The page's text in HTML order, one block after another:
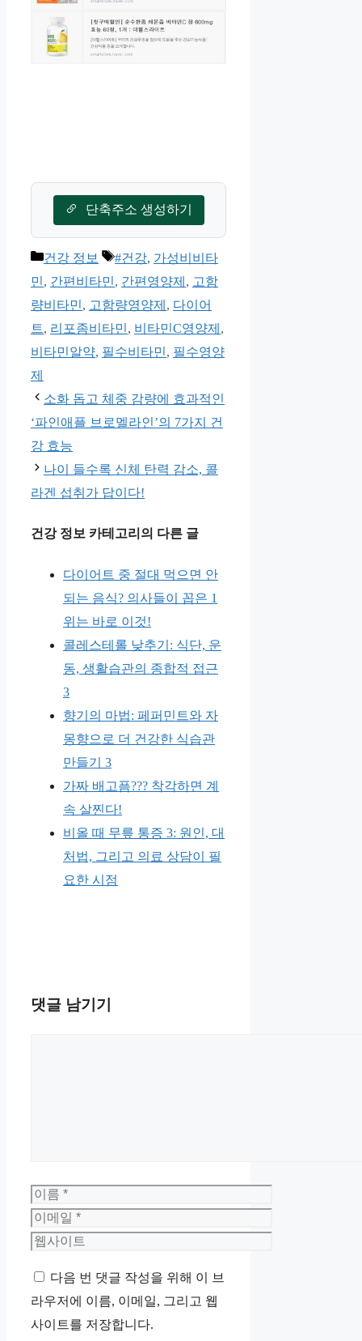
단축주소 생성하기
카
테
고
리
건강 정보
태
그
#건강, 가성비비타
민, 간편비타민, 간편영양제 , 고함
량비타민, 고함량영양제 , 다이어
트, 리포좀비타민, 비타민C영양제 ,
비타민알약, 필수비타민, 필수영양
제
소화 돕고 체중 감량에 효과적인
‘파인애플 브로멜라인’의 7가지 건
강 효능
나이 들수록 신체 탄력 감소, 콜
라겐 섭취가 답이다!
건강 정보 카테고리의 다른 글
다이어트 중 절대 먹으면 안
되는 음식? 의사들이 꼽은 1
위는 바로 이것!
콜레스테롤 낮추기: 식단, 운
동, 생활습관의 종합적 접근
3
향기의 마법: 페퍼민트와 자
몽향으로 더 건강한 식습관
만들기 3
가짜 배고픔??? 착각하면 계
속 살찐다!
비올 때 무릎 통증 3: 원인, 대
처법, 그리고 의료 상담이 필
요한 시점
댓글 남기기
이
름
이
메
웹
트
다음 번 댓글 작성을 위해 이 브
라우저에 이름, 이메일, 그리고 웹
사이트를 저장합니다.